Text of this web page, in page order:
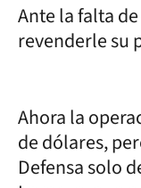
Ante la falta
revenderle su
Ahora la
de dólares,
Defensa solo